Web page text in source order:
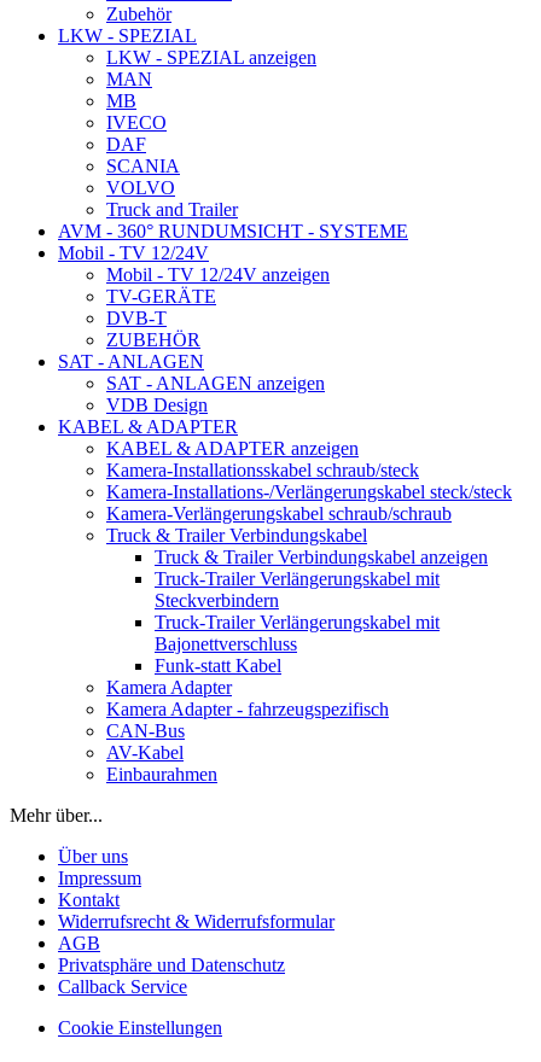
Zubehör
LKW - SPEZIAL
LKW - SPEZIAL anzeigen
MAN
MB
IVECO
DAF
SCANIA
VOLVO
Truck and Trailer
AVM - 360° RUNDUMSICHT - SYSTEME
Mobil - TV 12/24V
Mobil - TV 12/24V anzeigen
TV-GERÄTE
DVB-T
ZUBEHÖR
SAT - ANLAGEN
SAT - ANLAGEN anzeigen
VDB Design
KABEL & ADAPTER
KABEL & ADAPTER anzeigen
Kamera-Installationsskabel schraub/steck
Kamera-Installations-/Verlängerungskabel steck/steck
Kamera-Verlängerungskabel schraub/schraub
Truck & Trailer Verbindungskabel
Truck & Trailer Verbindungskabel anzeigen
Truck-Trailer Verlängerungskabel mit
Steckverbindern
Truck-Trailer Verlängerungskabel mit
Bajonettverschluss
Funk-statt Kabel
Kamera Adapter
Kamera Adapter - fahrzeugspezifisch
CAN-Bus
AV-Kabel
Einbaurahmen
Mehr über...
Über uns
Impressum
Kontakt
Widerrufsrecht & Widerrufsformular
AGB
Privatsphäre und Datenschutz
Callback Service
Cookie Einstellungen